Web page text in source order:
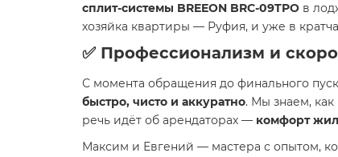
сплит-системы BREEON BRC-09TPO в
хозяйка квартиры — Руфия, и уже в
✅ Профессионализм и
С момента обращения до финального
быстро, чисто и аккуратно. Мы знаем, как
речь идёт об арендаторах — комфорт
Максим и Евгений — мастера с опытом,